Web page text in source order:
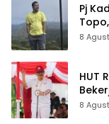
Pj
Aktif
8
HUT
8